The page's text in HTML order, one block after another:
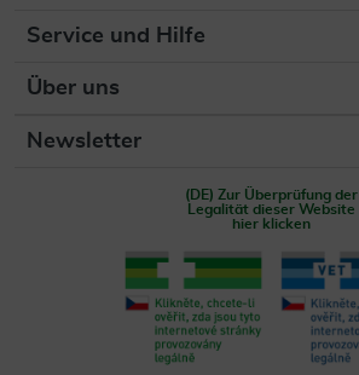
Service und Hilfe
Über uns
Newsletter
(DE) Zur Überprüfung der
Legalität dieser Website
hier klicken